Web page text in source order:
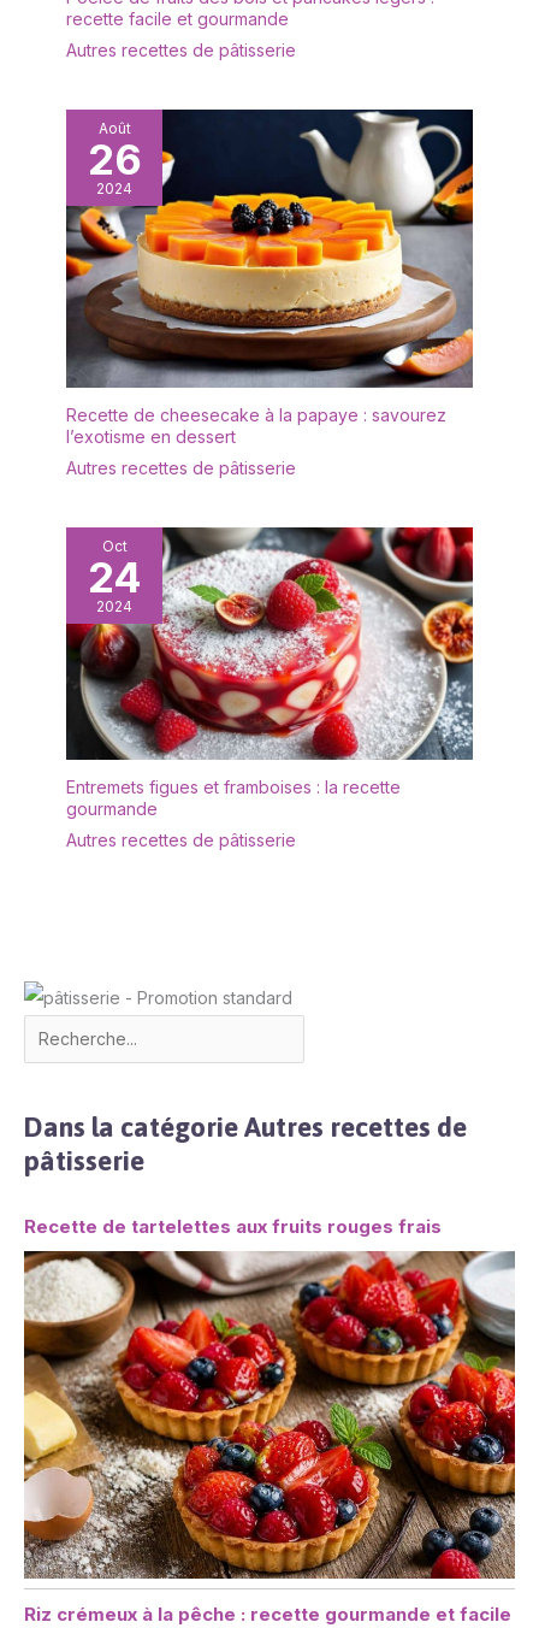
durable, stable et facile à
utilisation quotidienne ou
événements.
recette facile et gourmande
Autres recettes de pâtisserie
Août
26
2024
Recette de cheesecake à la papaye : savourez
l’exotisme en dessert
Autres recettes de pâtisserie
Oct
24
2024
Entremets figues et framboises : la recette
gourmande
Autres recettes de pâtisserie
Dans la catégorie Autres recettes de
pâtisserie
Recette de tartelettes aux fruits rouges frais
Riz crémeux à la pêche : recette gourmande et facile